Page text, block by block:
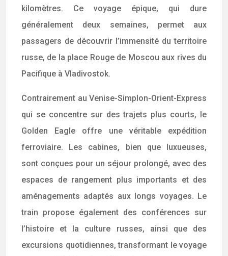
kilomètres. Ce voyage épique, qui dure
généralement deux semaines, permet aux
passagers de découvrir l’immensité du territoire
russe, de la place Rouge de Moscou aux rives du
Pacifique à Vladivostok.
Contrairement au Venise-Simplon-Orient-Express
qui se concentre sur des trajets plus courts, le
Golden Eagle offre une véritable expédition
ferroviaire. Les cabines, bien que luxueuses,
sont conçues pour un séjour prolongé, avec des
espaces de rangement plus importants et des
aménagements adaptés aux longs voyages. Le
train propose également des conférences sur
l’histoire et la culture russes, ainsi que des
excursions quotidiennes, transformant le voyage